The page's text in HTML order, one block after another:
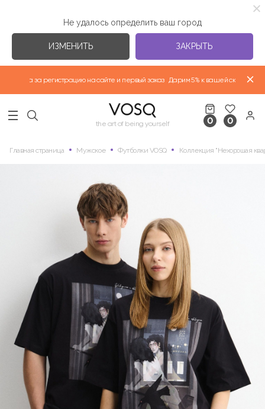
Не удалось определить ваш город
ИЗМЕНИТЬ ЗАКРЫТЬ
за регистрацию на сайте и первый заказ Дарим 5% к вашей скидке
ВЕРХНЯЯ ОДЕЖДА "ВЕСНА-ЛЕТО 2026"
НОВАЯ КОЛЛЕКЦИЯ
ИЗБРАННЫЕ КОЛЛЕКЦИИ
the art of being yourself 0 0
Главная страница Мужское Футболки VOSQ Коллекция "Нехорошая